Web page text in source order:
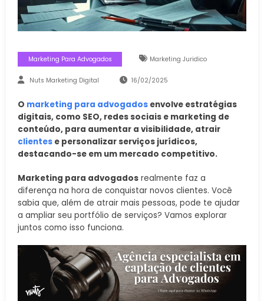
Marketing Para Advogados Marketing Juridico
Nuts Marketing Digital 16/02/2025
O marketing para advogados envolve estratégias
digitais, como SEO, redes sociais e marketing de
conteúdo, para aumentar a visibilidade, atrair
clientes e personalizar serviços jurídicos,
destacando-se em um mercado competitivo.
Marketing para advogados realmente faz a
diferença na hora de conquistar novos clientes. Você
sabia que, além de atrair mais pessoas, pode te ajudar
a ampliar seu portfólio de serviços? Vamos explorar
juntos como isso funciona.